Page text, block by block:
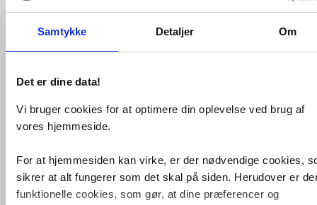
Samtykke Detaljer Om
Det er dine data!
Vi bruger cookies for at optimere din oplevelse ved brug af
vores hjemmeside.
For at hjemmesiden kan virke, er der nødvendige cookies,
sikrer at alt fungerer som det skal på siden. Herudover er
funktionelle cookies, som gør, at dine præferencer og
Farve:
Krom
Montering:
Loft
Størrelse:
Ø0 - Ø100 mm
Form:
Rund
Fri fragt fra 4.995,-
Hansgrohe Crometta 85 vario
hovedbruser.
Ø 85 mm
2 strålertyper: Normal og massage.
Kugleled: